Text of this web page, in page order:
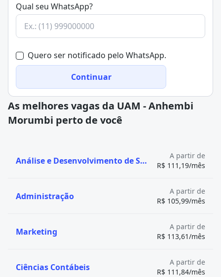
Qual seu WhatsApp?
Quero ser notificado pelo WhatsApp.
Continuar
As melhores vagas da UAM - Anhembi
Morumbi perto de você
Análise e Desenvolvimento de Sistemas
A partir de
R$ 111,19/mês
Administração
A partir de
R$ 105,99/mês
Marketing
A partir de
R$ 113,61/mês
Ciências Contábeis
A partir de
R$ 111,84/mês